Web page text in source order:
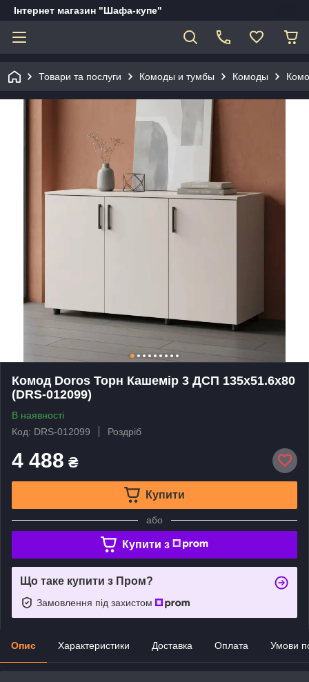
Інтернет магазин "Шафа-купе"
Товари та послуги Комоды и тумбы Комоды
Комод Doros Торн Кашемір 3 ДСП 135х51.6х80
(DRS-012099)
В наявності
Код: DRS-012099
Роздріб
4 488 ₴
Купити
або
Купити з
Що таке купити з Пром?
Замовлення під захистом
Опис Характеристики Доставка Оплата Умови